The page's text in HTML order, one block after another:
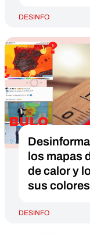
DESINFO
los mapas
de calor y
sus
DESINFO